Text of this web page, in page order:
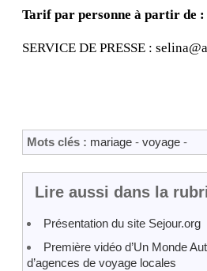
Tarif par personne à partir de :
SERVICE DE PRESSE :
Mots clés : mariage - voyage -
Lire aussi dans la
Présentation du site Sejour.org
Première vidéo d’Un Monde
d’agences de voyage locales